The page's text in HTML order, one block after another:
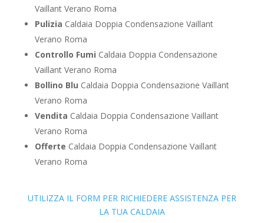
Vaillant Verano Roma
Pulizia Caldaia Doppia Condensazione Vaillant
Verano Roma
Controllo Fumi Caldaia Doppia Condensazione
Vaillant Verano Roma
Bollino Blu Caldaia Doppia Condensazione Vaillant
Verano Roma
Vendita Caldaia Doppia Condensazione Vaillant
Verano Roma
Offerte Caldaia Doppia Condensazione Vaillant
Verano Roma
UTILIZZA IL FORM PER RICHIEDERE ASSISTENZA PER
LA TUA CALDAIA